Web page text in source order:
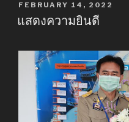
POSTED
ON
FEBRUARY 14, 2022
แสดงความยินดี